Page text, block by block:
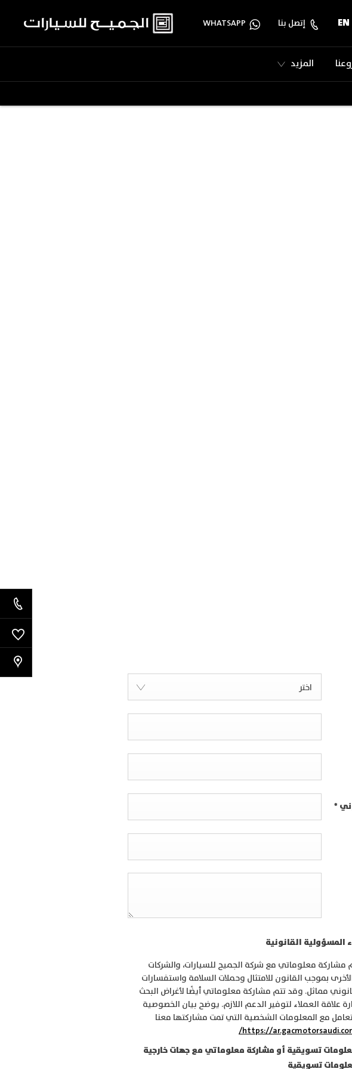
WHATSAPP إتصل بنا EN
المزيد
اختر
*
المسؤولية القانونية
مشاركة معلوماتي مع شركة الجميح للسيارات، والشركات
الأخرى بموجب القانون للامتثال وحملات السلامة واستفسارات
مماثل. وقد تتم مشاركة معلوماتي أيضًا لأغراض البحث
علاقة العملاء لتوفير الدعم اللازم. يوضح بيان الخصوصية
مع المعلومات الشخصية التي تمت مشاركتها معنا
https://
تسويقية أو مشاركة معلوماتي مع جهات خارجية
تسويقية